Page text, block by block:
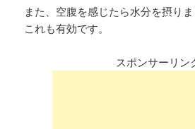
また、空腹を感じたら水分を摂りま
これも有効です。
スポンサーリン